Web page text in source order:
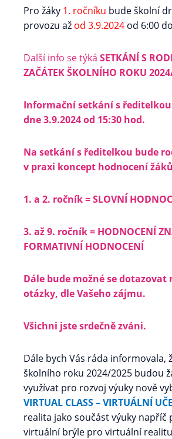
Pro žáky 1. ročníku bude školní
provozu až od 3.9.2024 od 6:00
Další info se týká SETKÁNÍ S
ZAČÁTEK ŠKOLNÍHO ROKU
Informační setkání s
dne 3.9.2024 od 15:30 hod.
Na setkání s ředitelkou bude
v praxi koncept hodnocení
1. a 2. ročník = SLOVNÍ
3. až 9. ročník = HODNOCENÍ
FORMATIVNÍ HODNOCENÍ
Dále bude možné se dotazovat
otázky, dle Vašeho zájmu.
Všichni jste srdečně zváni.
Dále bych Vás ráda informovala,
školního roku 2024/2025 budou
využívat pro rozvoj výuky nově
VIRTUAL CLASS – VIRTUÁLNÍ
realita jako součást výuky napříč
virtuální brýle pro virtuální